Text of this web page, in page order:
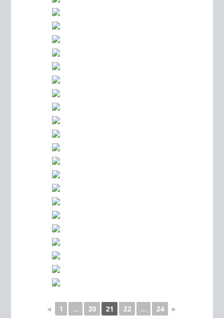
◄ 1 ... 20 21 22 ... 24 ►